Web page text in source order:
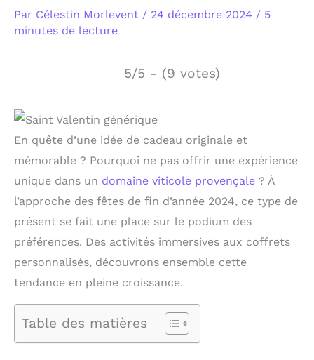
Par Célestin Morlevent / 24 décembre 2024 / 5
minutes de lecture
5/5 - (9 votes)
En quête d’une idée de cadeau originale et
mémorable ? Pourquoi ne pas offrir une expérience
unique dans un domaine viticole provençale ? À
l’approche des fêtes de fin d’année 2024, ce type de
présent se fait une place sur le podium des
préférences. Des activités immersives aux coffrets
personnalisés, découvrons ensemble cette
tendance en pleine croissance.
Table des matières